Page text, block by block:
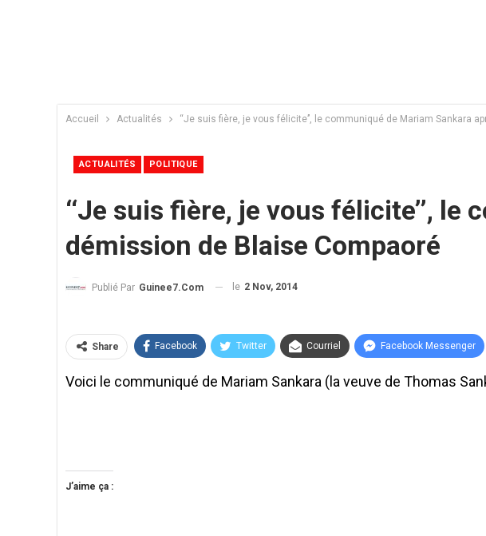
Accueil Actualités ‘‘Je suis fière, je vous félicite’’, le communiqué de Mariam Sankara
ACTUALITÉS POLITIQUE
‘‘Je suis fière, je vous félicite’’,
démission de Blaise Compaoré
Publié Par Guinee7.com le 2 Nov, 2014
Share Facebook Twitter Courriel Facebook Messenger
Voici le communiqué de Mariam Sankara (la veuve de Thomas
J’aime ça :